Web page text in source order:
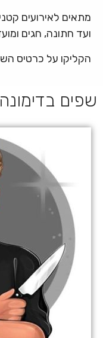
מתאים לאירועים
ועד חתונה, חגים
הקליקו על כרטיס
שפים בדימונה